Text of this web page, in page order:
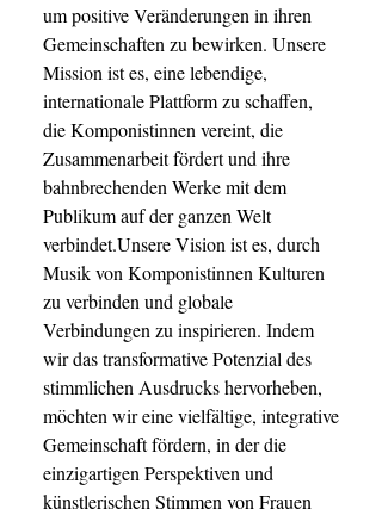
um positive Veränderungen in ihren
Gemeinschaften zu bewirken. Unsere
Mission ist es, eine lebendige,
internationale Plattform zu schaffen,
die Komponistinnen vereint, die
Zusammenarbeit fördert und ihre
bahnbrechenden Werke mit dem
Publikum auf der ganzen Welt
verbindet.Unsere Vision ist es, durch
Musik von Komponistinnen Kulturen
zu verbinden und globale
Verbindungen zu inspirieren. Indem
wir das transformative Potenzial des
stimmlichen Ausdrucks hervorheben,
möchten wir eine vielfältige, integrative
Gemeinschaft fördern, in der die
einzigartigen Perspektiven und
künstlerischen Stimmen von Frauen